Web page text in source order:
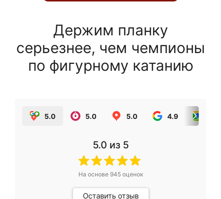
Держим планку
серьезнее, чем чемпионы
по фигурному катанию
5.0 5.0 5.0 4.9
5.0 из 5
На основе 945оценок
Оставить отзыв